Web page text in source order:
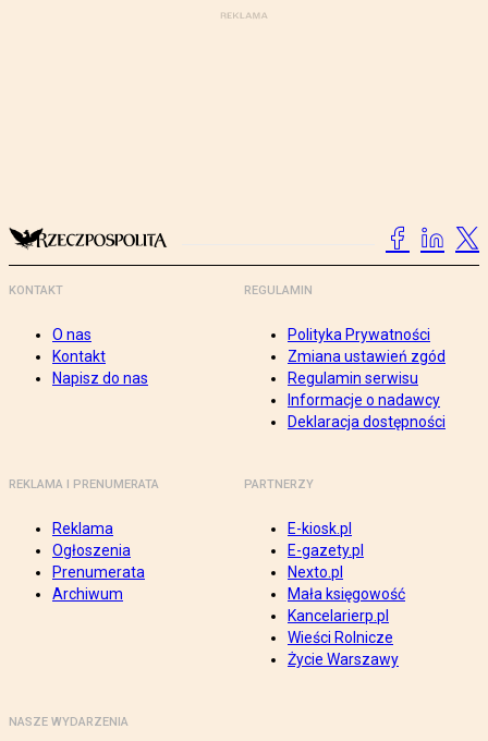
KONTAKT
O nas
Kontakt
Napisz do nas
REGULAMIN
Polityka Prywatności
Zmiana ustawień zgód
Regulamin serwisu
Informacje o nadawcy
Deklaracja dostępności
REKLAMA I PRENUMERATA
Reklama
Ogłoszenia
Prenumerata
Archiwum
PARTNERZY
E-kiosk.pl
E-gazety.pl
Nexto.pl
Mała księgowość
Kancelarierp.pl
Wieści Rolnicze
Życie Warszawy
NASZE WYDARZENIA